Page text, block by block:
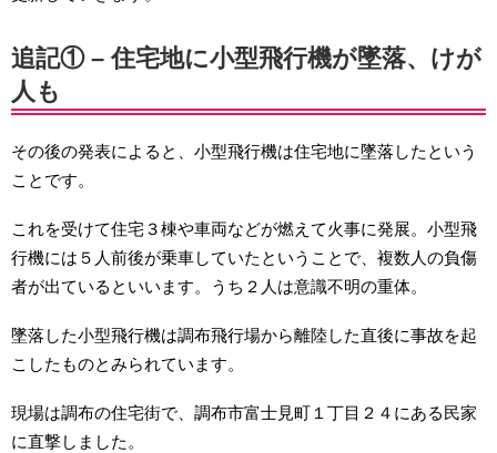
追記① – 住宅地に小型飛行機が墜落、けが
人も
その後の発表によると、小型飛行機は住宅地に墜落したという
ことです。
これを受けて住宅３棟や車両などが燃えて火事に発展。小型飛
行機には５人前後が乗車していたということで、複数人の負傷
者が出ているといいます。うち２人は意識不明の重体。
墜落した小型飛行機は調布飛行場から離陸した直後に事故を起
こしたものとみられています。
現場は調布の住宅街で、調布市富士見町１丁目２４にある民家
に直撃しました。